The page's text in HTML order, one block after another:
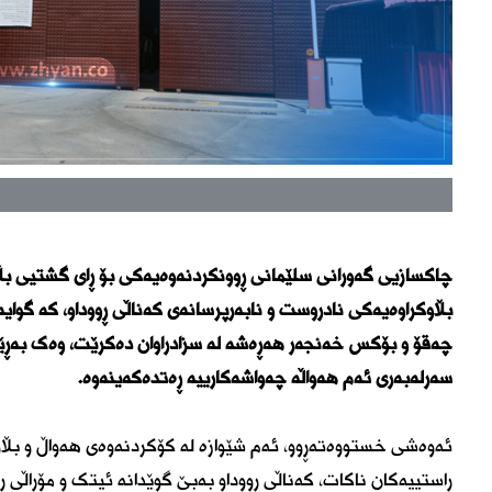
چاکسازیی گەورانی سلێمانی ڕوونکردنەوەیەکی بۆ ڕای گشتیی
بڵاوکراوەیەکی نادروست و نابەرپرسانەی كەناڵی ڕووداو، كە
چەقۆ و بۆكس خەنجەر هەڕەشە لە سزادراوان دەكرێت، وەک
سەرلەبەری ئەم هەواڵە چەواشەكارییە ڕەتدەكەینەوە.
ئەوەشی خستووەتەڕوو، ئەم شێوازە لە كۆكردنەوەی هەواڵ و
ڕاستییەكان ناكات، كەناڵی ڕووداو بەبێ گوێدانە ئیتک و